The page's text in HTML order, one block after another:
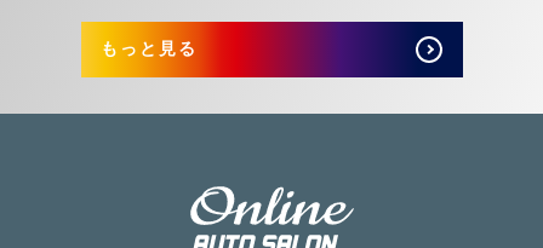
もっと見る